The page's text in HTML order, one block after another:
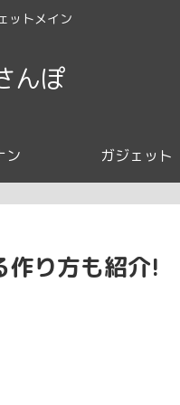
ットメイン
んぽ
ン ガジェット
作り方も紹介!